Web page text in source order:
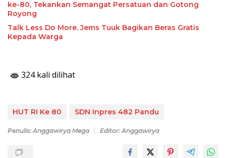
ke-80, Tekankan Semangat Persatuan dan Gotong
Royong
Talk Less Do More. Jems Tuuk Bagikan Beras Gratis
Kepada Warga
324 kali dilihat
HUT RI Ke 80 SDN Inpres 482 Pandu
Penulis: Anggawirya Mega Editor: Anggawirya